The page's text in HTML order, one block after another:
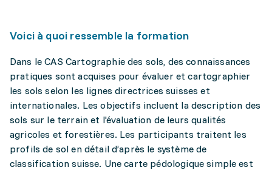
Voici à quoi ressemble la formation
Dans le CAS Cartographie des sols, des connaissances
pratiques sont acquises pour évaluer et cartographier
les sols selon les lignes directrices suisses et
internationales. Les objectifs incluent la description des
sols sur le terrain et l'évaluation de leurs qualités
agricoles et forestières. Les participants traitent les
profils de sol en détail d’après le système de
classification suisse. Une carte pédologique simple est